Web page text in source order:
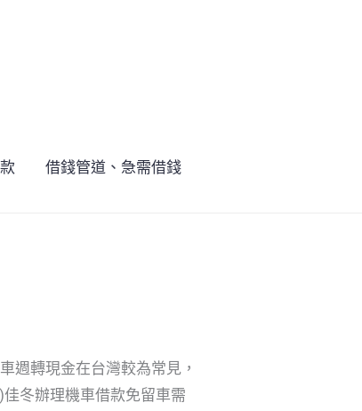
借錢管道、急需借錢
週轉現金在台灣較為常見，
冬辦理機車借款免留車需